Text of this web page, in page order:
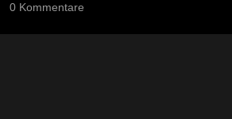
0 Kommentare